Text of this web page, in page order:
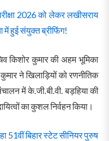
2026 को लेकर लखीसराय
में हुई संयुक्त ब्रीफिंग!
कुमार की अहम भूमिका
ने खिलाड़ियों को रणनीतिक
में के.जी.बी.वी. बड़हिया की
का कुशल निर्वहन किया।
51वीं बिहार स्टेट सीनियर पुरुष